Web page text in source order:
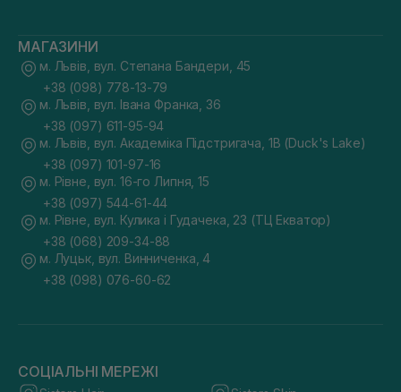
МАГАЗИНИ
м. Львів, вул. Степана Бандери, 45
+38 (098) 778-13-79
м. Львів, вул. Івана Франка, 36
+38 (097) 611-95-94
м. Львів, вул. Академіка Підстригача, 1В (Duck's Lake)
+38 (097) 101-97-16
м. Рівне, вул. 16-го Липня, 15
+38 (097) 544-61-44
м. Рівне, вул. Кулика і Гудачека, 23 (ТЦ Екватор)
+38 (068) 209-34-88
м. Луцьк, вул. Винниченка, 4
+38 (098) 076-60-62
СОЦІАЛЬНІ МЕРЕЖІ